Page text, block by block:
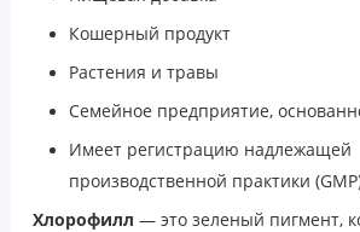
Кошерный продукт
Растения и травы
Семейное предприятие,
Имеет регистрацию надлежащей
производственной практики
Хлорофилл — это зеленый пигмент,